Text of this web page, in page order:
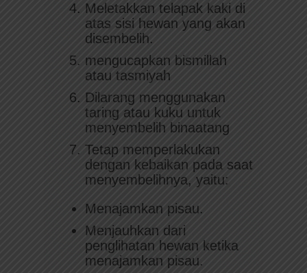
Meletakkan telapak kaki di
atas sisi hewan yang akan
disembelih.
mengucapkan bismillah
atau tasmiyah
Dilarang menggunakan
taring atau kuku untuk
menyembelih binaatang
Tetap memperlakukan
dengan kebaikan pada saat
menyembelihnya, yaitu:
Menajamkan pisau.
Menjauhkan dari
penglihatan hewan ketika
menajamkan pisau.